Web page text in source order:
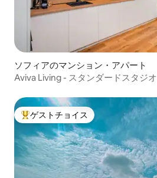
ソフィアのマンション・アパート
Aviva Living - スタンダードスタジオ
大好評のゲストチョイスです。
ゲストチョイス